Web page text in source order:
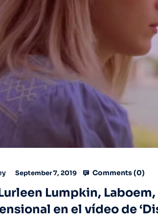
September 7, 2019 Comments (0)
Lumpkin,
en el vídeo de